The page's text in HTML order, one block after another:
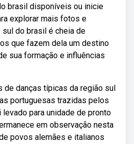
brasil disponíveis ou inicie
explorar mais fotos e
sul do brasil é cheia de
que fazem dela um destino
sua formação e influências
de danças típicas da região sul
portuguesas trazidas pelos
para unidade de pronto
em observação nesta
povos alemães e italianos